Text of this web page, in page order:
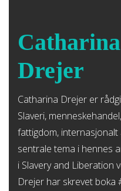
Catharina
Drejer
Catharina Drejer er
Slaveri,
fattigdom,
sentrale tema i hennes
i Slavery and Liberation
Drejer har skrevet boka